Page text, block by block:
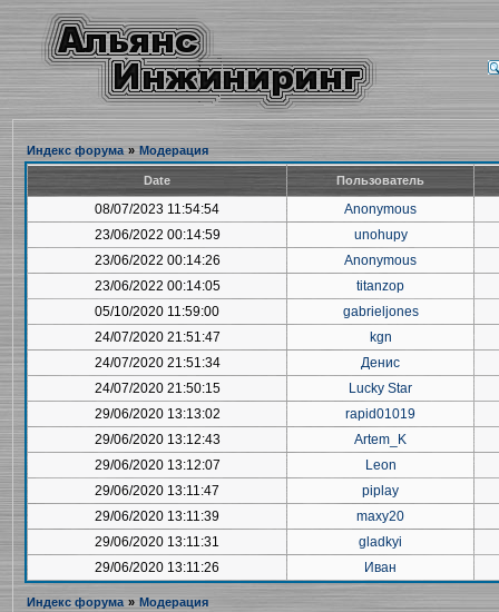
Индекс форума » Модерация
Date Пользователь
08/07/2023 11:54:54
Anonymous
23/06/2022 00:14:59
unohupy
23/06/2022 00:14:26
Anonymous
23/06/2022 00:14:05
titanzop
05/10/2020 11:59:00
gabrieljones
24/07/2020 21:51:47
kgn
24/07/2020 21:51:34
Денис
24/07/2020 21:50:15
Lucky Star
29/06/2020 13:13:02
rapid01019
29/06/2020 13:12:43
Artem_K
29/06/2020 13:12:07
Leon
29/06/2020 13:11:47
piplay
29/06/2020 13:11:39
maxy20
29/06/2020 13:11:31
gladkyi
29/06/2020 13:11:26
Иван
Индекс форума » Модерация